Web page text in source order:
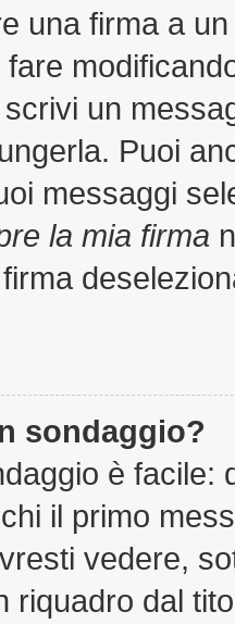
una firma a
un
Puoi
messaggi
la mia firma
sondaggio?
è facile:
il primo
vedere,
riquadro dal